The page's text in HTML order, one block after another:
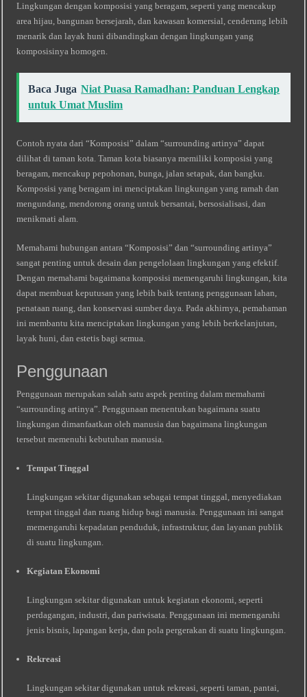
Lingkungan dengan komposisi yang beragam, seperti yang mencakup
area hijau, bangunan bersejarah, dan kawasan komersial, cenderung lebih
menarik dan layak huni dibandingkan dengan lingkungan yang
komposisinya homogen.
Baca Juga Niat Puasa Ramadhan: Panduan Lengkap
untuk Umat Muslim
Contoh nyata dari “Komposisi” dalam “surrounding artinya” dapat
dilihat di taman kota. Taman kota biasanya memiliki komposisi yang
beragam, mencakup pepohonan, bunga, jalan setapak, dan bangku.
Komposisi yang beragam ini menciptakan lingkungan yang ramah dan
mengundang, mendorong orang untuk bersantai, bersosialisasi, dan
menikmati alam.
Memahami hubungan antara “Komposisi” dan “surrounding artinya”
sangat penting untuk desain dan pengelolaan lingkungan yang efektif.
Dengan memahami bagaimana komposisi memengaruhi lingkungan, kita
dapat membuat keputusan yang lebih baik tentang penggunaan lahan,
penataan ruang, dan konservasi sumber daya. Pada akhirnya, pemahaman
ini membantu kita menciptakan lingkungan yang lebih berkelanjutan,
layak huni, dan estetis bagi semua.
Penggunaan
Penggunaan merupakan salah satu aspek penting dalam memahami
“surrounding artinya”. Penggunaan menentukan bagaimana suatu
lingkungan dimanfaatkan oleh manusia dan bagaimana lingkungan
tersebut memenuhi kebutuhan manusia.
Tempat Tinggal
Lingkungan sekitar digunakan sebagai tempat tinggal, menyediakan
tempat tinggal dan ruang hidup bagi manusia. Penggunaan ini sangat
memengaruhi kepadatan penduduk, infrastruktur, dan layanan publik
di suatu lingkungan.
Kegiatan Ekonomi
Lingkungan sekitar digunakan untuk kegiatan ekonomi, seperti
perdagangan, industri, dan pariwisata. Penggunaan ini memengaruhi
jenis bisnis, lapangan kerja, dan pola pergerakan di suatu lingkungan.
Rekreasi
Lingkungan sekitar digunakan untuk rekreasi, seperti taman, pantai,